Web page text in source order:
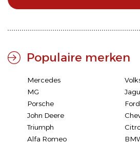
Populaire merken
Mercedes
MG
Porsche
Ford
John Deere
Triumph
Alfa Romeo